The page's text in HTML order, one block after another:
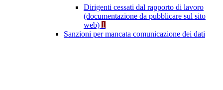
Dirigenti cessati dal rapporto di lavoro
(documentazione da pubblicare sul sito
web) 1
Sanzioni per mancata comunicazione dei dati